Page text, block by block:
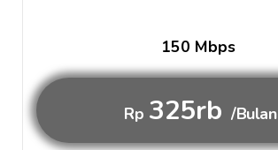
150 Mbps
Rp 325rb /Bulan